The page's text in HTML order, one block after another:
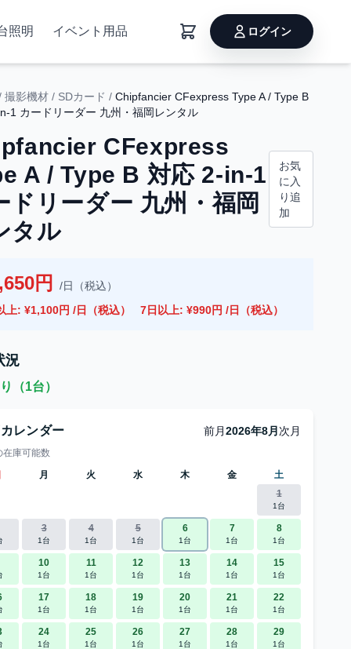
照明 イベント用品 ログイン
撮影機材 / SDカード / Chipfancier CFexpress Type A / Type B
1 カードリーダー 九州・福岡レンタル
CFexpress
A / Type B 対応 2-in-1
ドリーダー 九州・福岡
タル
お気
に入
り追
加
円
/日（税込）
上: ¥1,100円 /日（税込）
7日以上: ¥990円 /日（税込）
況
（1台）
レンダー 前月2026年8月 次月
在庫可能数
月 火 水 木 金
土
1
1台
3
1台
4
1台
5
1台
6
1台
7
1台
8
1台
10
1台
11
1台
12
1台
13
1台
14
1台
15
1台
17
1台
18
1台
19
1台
20
1台
21
1台
22
1台
24
1台
25
1台
26
1台
27
1台
28
1台
29
1台